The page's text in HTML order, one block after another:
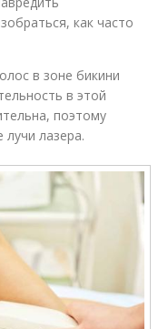
как часто
в зоне бикини
в этой
поэтому
лучи лазера.